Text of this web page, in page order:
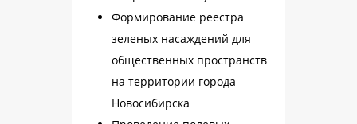
Формирование реестра
зеленых насаждений для
общественных пространств
на территории города
Новосибирска